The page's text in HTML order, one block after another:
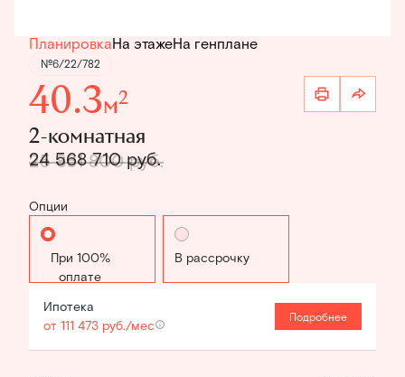
ПланировкаНа этажеНа генплане
№6/22/782
40.3м2
2-комнатная
25 861 800 руб.
24 568 710 руб.
Опции
Стандартная В рассрочку
Ипотека
от 111 473 руб./мес
Подробнее